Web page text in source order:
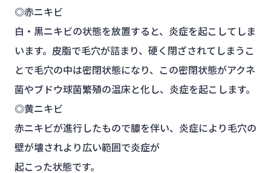
◎赤ニキビ
白・黒ニキビの状態を放置すると、炎症を起こしてしま
います。皮脂で毛穴が詰まり、硬く閉ざされてしまうこ
とで毛穴の中は密閉状態になり、この密閉状態がアクネ
菌やブドウ球菌繁殖の温床と化し、炎症を起こします。
◎黄ニキビ
赤ニキビが進行したもので膿を伴い、炎症により毛穴の
壁が壊されより広い範囲で炎症が
起こった状態です。